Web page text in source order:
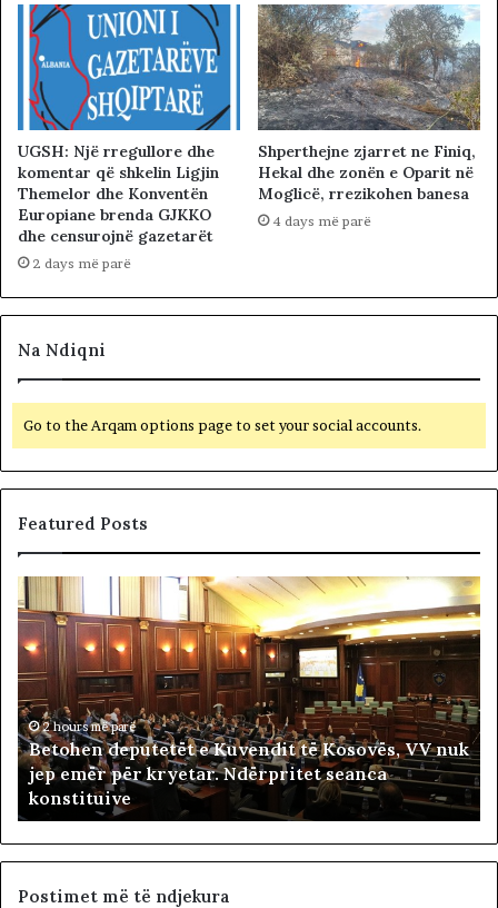
UGSH: Një rregullore dhe
komentar që shkelin Ligjin
Themelor dhe Konventën
Europiane brenda GJKKO
dhe censurojnë gazetarët
2 days më parë
Shperthejne zjarret ne Finiq,
Hekal dhe zonën e Oparit në
Moglicë, rrezikohen banesa
4 days më parë
Na Ndiqni
Go to the Arqam options page to set your social accounts.
Featured Posts
B
e
t
h
e
n
d
u
t
e
t
2 hours më parë
Betohen deputetët e Kuvendit të Kosovës, VV nuk
jep emër për kryetar. Ndërpritet seanca
konstituive
h
t
Postimet më të ndjekura